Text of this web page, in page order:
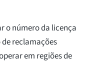
o número da licença
reclamações
em regiões de